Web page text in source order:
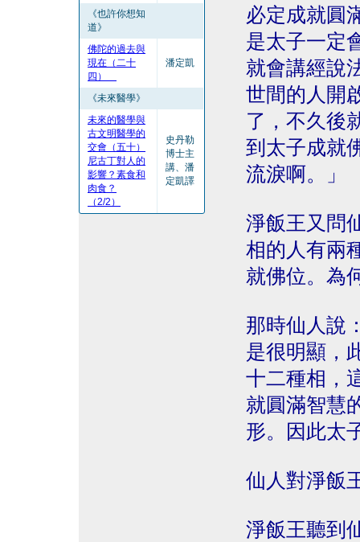
《也許你想知
道》
佛陀的過去與
現在（二十
四）
潘定凱
《未來醫學》
未來的醫學與
古文明醫學的
交會（五十）
尼古丁對人的
影響？素食和
肉食？
（2/2）
史丹勒
博士主
講、潘
定凱譯
必定成就圓
是太子一定
就會講經說
世間的人開
了，不久後
到太子成就
流淚啊。」
淨飯王又問
相的人有兩
就佛位。為
那時仙人說
是很明顯，
十二種相，
就圓滿智慧
形。因此太
仙人對淨飯
淨飯王聽到